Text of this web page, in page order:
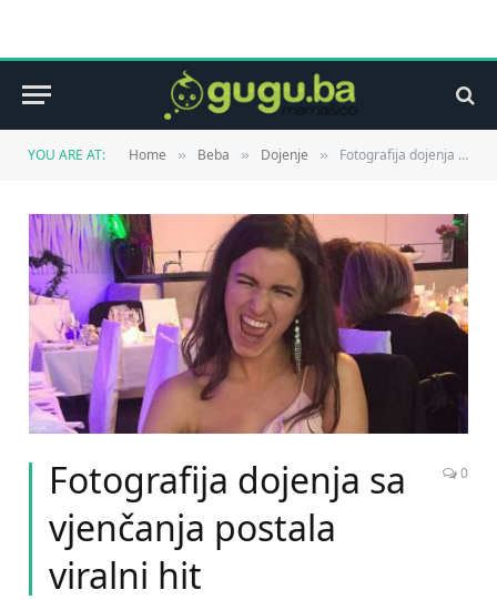
YOU ARE AT: Home » Beba » Dojenje » Fotografija dojenja sa vjenčanja postala viralni hit
Fotografija dojenja sa
vjenčanja postala
viralni hit
0